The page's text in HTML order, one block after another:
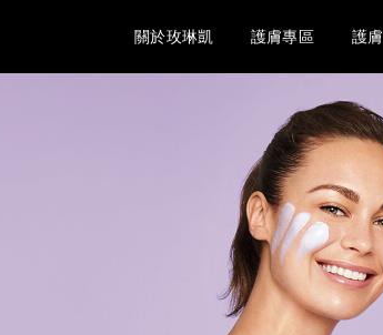
關於玫琳凱 護膚專區 護膚